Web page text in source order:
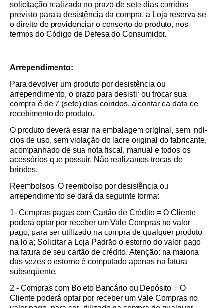
solicitação realizada no prazo de sete dias corridos
previsto para a desistência da compra, a Loja reserva-se
o direito de providenciar o conserto do produto, nos
termos do Código de Defesa do Consumidor.
Arrependimento:
Para devolver um produto por desistência ou
arrependimento, o prazo para desistir ou trocar sua
compra é de 7 (sete) dias corridos, a contar da data de
recebimento do produto.
O produto deverá estar na embalagem original, sem indi­
cios de uso, sem violação do lacre original do fabricante,
acompanhado de sua nota fiscal, manual e todos os
acessórios que possuir. Não realizamos trocas de
brindes.
Reembolsos: O reembolso por desistência ou
arrependimento se dará da seguinte forma:
1- Compras pagas com Cartão de Crédito = O Cliente
poderá optar por receber um Vale Compras no valor
pago, para ser utilizado na compra de qualquer produto
na loja; Solicitar a Loja Padrão o estorno do valor pago
na fatura de seu cartão de crédito. Atenção: na maioria
das vezes o estorno é computado apenas na fatura
subseqüente.
2 - Compras com Boleto Bancário ou Depósito = O
Cliente poderá optar por receber um Vale Compras no